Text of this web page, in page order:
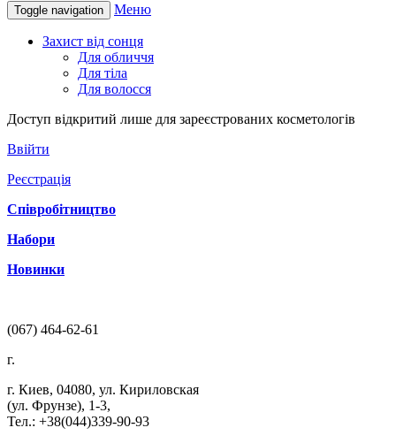
Toggle navigation Меню
Захист від сонця
Для обличчя
Для тіла
Для волосся
Доступ відкритий лише для зареєстрованих косметологів
Ввійти
Реєстрація
Співробітництво
Набори
Новинки
(067) 464-62-61
г.
г. Киев, 04080, ул. Кириловская
(ул. Фрунзе), 1-3,
Тел.: +38(044)339-90-93